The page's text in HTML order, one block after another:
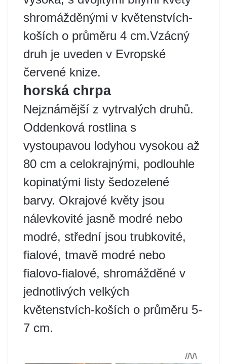
shromážděnými v květenstvích-
koších o průměru 4 cm.Vzácný
druh je uveden v Evropské
červené knize.
horská chrpa
Nejznámější z vytrvalých druhů.
Oddenková rostlina s
vystoupavou lodyhou vysokou až
80 cm a celokrajnými, podlouhle
kopinatými listy šedozelené
barvy. Okrajové květy jsou
nálevkovité jasně modré nebo
modré, střední jsou trubkovité,
fialové, tmavě modré nebo
fialovo-fialové, shromážděné v
jednotlivých velkých
květenstvích-koších o průměru 5-
7 cm.